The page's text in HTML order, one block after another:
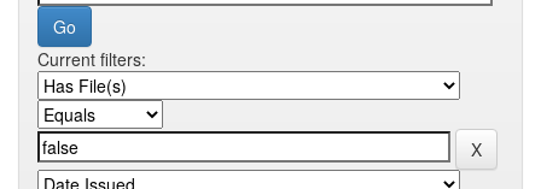
Current filters: